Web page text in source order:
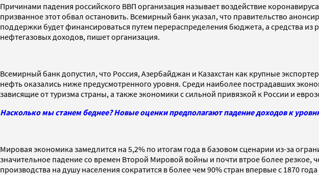
Причинами падения российского ВВП организация называет воздействие
призванное этот обвал остановить. Всемирный банк указал, что правительство
поддержки будет финансироваться путем перераспределения бюджета, а средства
нефтегазовых доходов, пишет организация.
Всемирный банк допустил, что Россия, Азербайджан и Казахстан как крупные
нефть оказались ниже предусмотренного уровня. Среди наиболее пострадавших
зависящие от туризма страны, а также экономики с сильной привязкой к России и
Насколько мы станем беднее? Новые оценки предполагают падение доходов к
Мировая экономика замедлится на 5,2% по итогам года в базовом сценарии из-за
значительное падение со времен Второй Мировой войны и почти втрое более резкое,
производства на душу населения сократится в более чем 90% стран впервые с 1870